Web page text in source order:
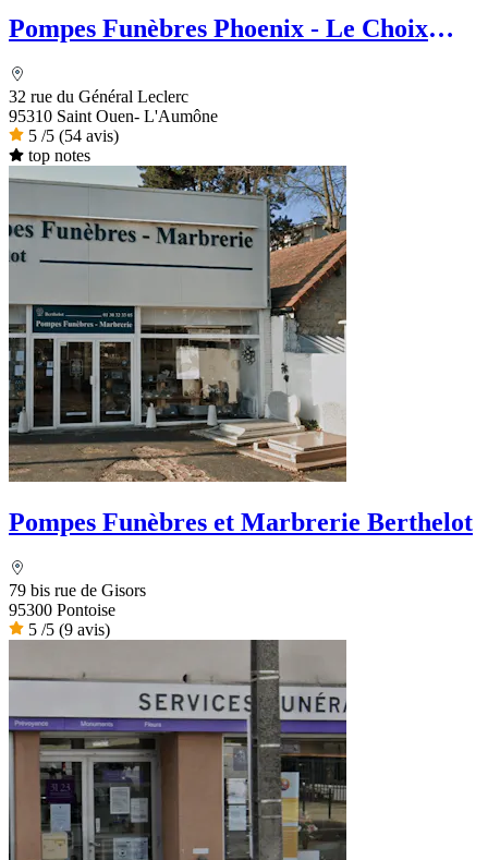
Pompes Funèbres Phoenix - Le Choix
32 rue du Général Leclerc
95310 Saint Ouen- L'Aumône
5 /5 (54 avis)
top notes
Pompes Funèbres et Marbrerie Berthelot
79 bis rue de Gisors
95300 Pontoise
5 /5 (9 avis)